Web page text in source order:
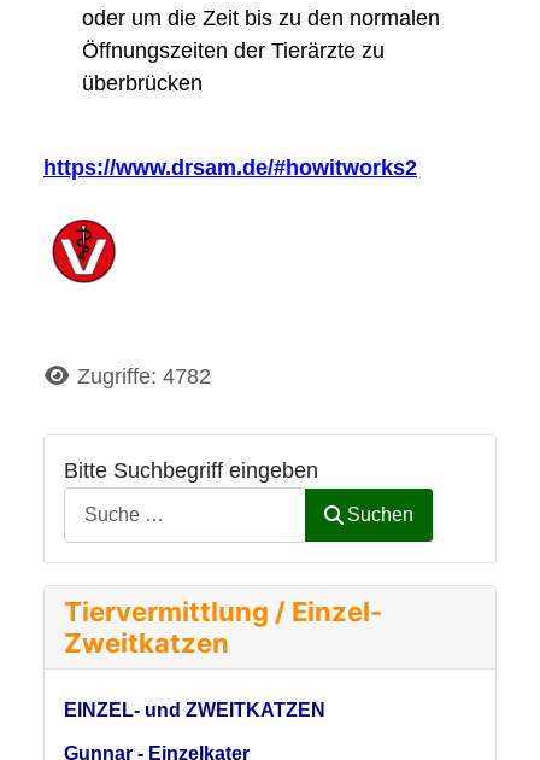
Bitte Suchbegriff eingeben
Suchen
Tiervermittlung / Einzel-
Zweitkatzen
EINZEL- und ZWEITKATZEN
Gunnar - Einzelkater
oder um die Zeit bis zu den normalen
Öffnungszeiten der Tierärzte zu
überbrücken
https://www.drsam.de/#howitworks2
DetailsZugriffe: 4782